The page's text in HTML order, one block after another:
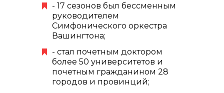
- 17 сезонов был бессменным
руководителем
Симфонического оркестра
Вашингтона;
- стал почетным доктором
более 50 университетов и
почетным гражданином 28
городов и провинций;